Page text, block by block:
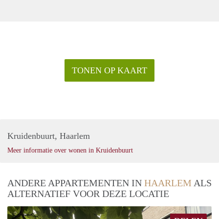
TONEN OP KAART
Kruidenbuurt, Haarlem
Meer informatie over wonen in Kruidenbuurt
ANDERE APPARTEMENTEN IN HAARLEM ALS
ALTERNATIEF VOOR DEZE LOCATIE